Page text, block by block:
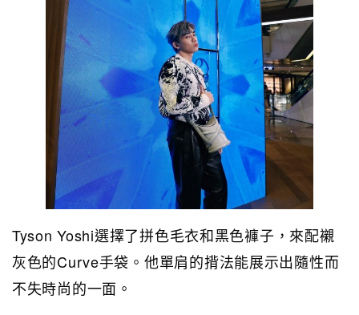
Tyson Yoshi選擇了拼色毛衣和黑色褲子，來配襯
灰色的Curve手袋。他單肩的揹法能展示出隨性而
不失時尚的一面。